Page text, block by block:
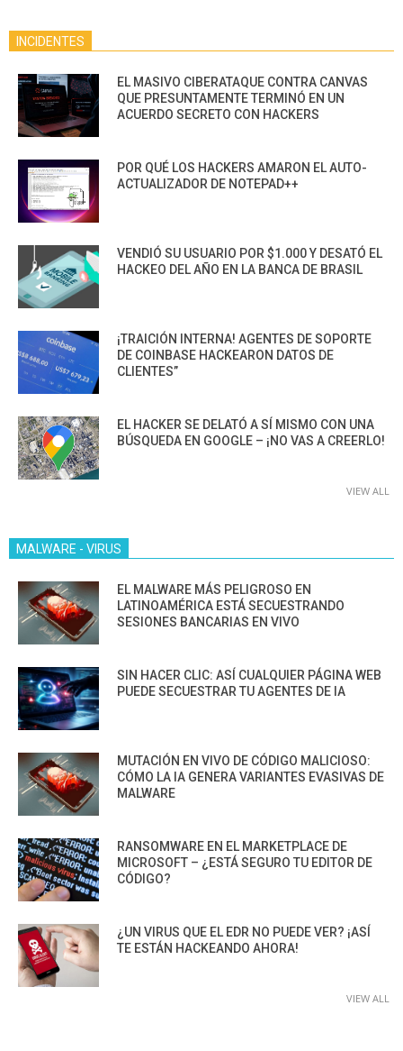
INCIDENTES
EL MASIVO CIBERATAQUE CONTRA CANVAS
QUE PRESUNTAMENTE TERMINÓ EN UN
ACUERDO SECRETO CON HACKERS
POR QUÉ LOS HACKERS AMARON EL AUTO-
ACTUALIZADOR DE NOTEPAD++
VENDIÓ SU USUARIO POR $1.000 Y DESATÓ EL
HACKEO DEL AÑO EN LA BANCA DE BRASIL
¡TRAICIÓN INTERNA! AGENTES DE SOPORTE
DE COINBASE HACKEARON DATOS DE
CLIENTES”
EL HACKER SE DELATÓ A SÍ MISMO CON UNA
BÚSQUEDA EN GOOGLE – ¡NO VAS A CREERLO!
VIEW ALL
MALWARE - VIRUS
EL MALWARE MÁS PELIGROSO EN
LATINOAMÉRICA ESTÁ SECUESTRANDO
SESIONES BANCARIAS EN VIVO
SIN HACER CLIC: ASÍ CUALQUIER PÁGINA WEB
PUEDE SECUESTRAR TU AGENTES DE IA
MUTACIÓN EN VIVO DE CÓDIGO MALICIOSO:
CÓMO LA IA GENERA VARIANTES EVASIVAS DE
MALWARE
RANSOMWARE EN EL MARKETPLACE DE
MICROSOFT – ¿ESTÁ SEGURO TU EDITOR DE
CÓDIGO?
¿UN VIRUS QUE EL EDR NO PUEDE VER? ¡ASÍ
TE ESTÁN HACKEANDO AHORA!
VIEW ALL